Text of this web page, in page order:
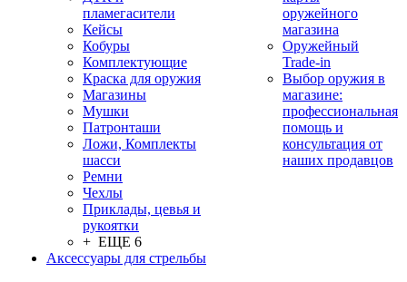
пламегасители
Кейсы
Кобуры
Комплектующие
Краска для оружия
Магазины
Мушки
Патронташи
Ложи, Комплекты
шасси
Ремни
Чехлы
Приклады, цевья и
рукоятки
+ ЕЩЕ 6
Аксессуары для стрельбы
оружейного
магазина
Оружейный
Trade-in
Выбор оружия в
магазине:
профессиональная
помощь и
консультация от
наших продавцов